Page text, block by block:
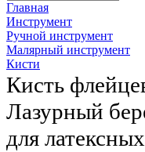
Главная
Инструмент
Ручной инструмент
Малярный инструмент
Кисти
Кисть
Лазурный
для